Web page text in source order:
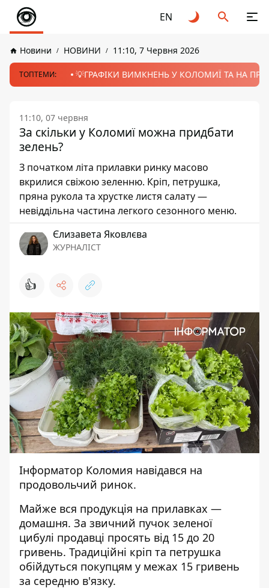
EN
Новини НОВИНИ 11:10, 7 Червня 2026
ТОПТЕМИ: 💡ГРАФІКИ ВИМКНЕНЬ У КОЛОМИЇ ТА НА
11:10, 07 червня
За скільки у Коломиї можна придбати
зелень?
З початком літа прилавки ринку масово
вкрилися свіжою зеленню. Кріп, петрушка,
пряна рукола та хрустке листя салату —
невіддільна частина легкого сезонного меню.
Єлизавета Яковлєва
ЖУРНАЛІСТ
👍
Інформатор Коломия навідався на
продовольчий ринок.
Майже вся продукція на прилавках —
домашня. За звичний пучок зеленої
цибулі продавці просять від 15 до 20
гривень. Традиційні кріп та петрушка
обійдуться покупцям у межах 15 гривень
за середню в'язку.